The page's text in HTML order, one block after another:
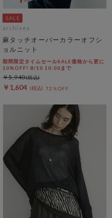
archives
麻タッチオーバーカラーオフシ
ョルニット
期間限定タイムセールSALE価格から更に
10%OFF! 8/10 10:00まで
￥1,604 72％OFF
￥5,940